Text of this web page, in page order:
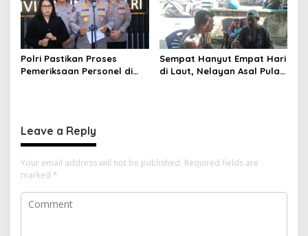
Polri Pastikan Proses
Pemeriksaan Personel di
Sempat Hanyut Empat Hari
di Laut, Nelayan Asal Pulau
Leave a Reply
Your email address will not be published. Required fields are
marked *